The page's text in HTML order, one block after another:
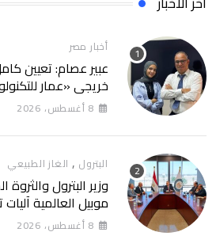
أخبار مصر
عبير عصام: تعيين
خريجي «عمار
تصل إلى 13 ألف جنيه
8 أغسطس، 2026
البترول , الغاز الطبيعي
وزير البترول
موبيل العالمية
اكتشافات الشركة في
المصرية
8 أغسطس، 2026